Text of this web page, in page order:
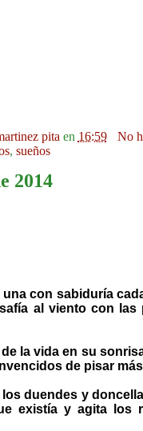
pita en 16:59
No
, sueños
2014
una con sabiduría
al viento con
de la vida en su
de pisar
los duendes y
existía y agita los